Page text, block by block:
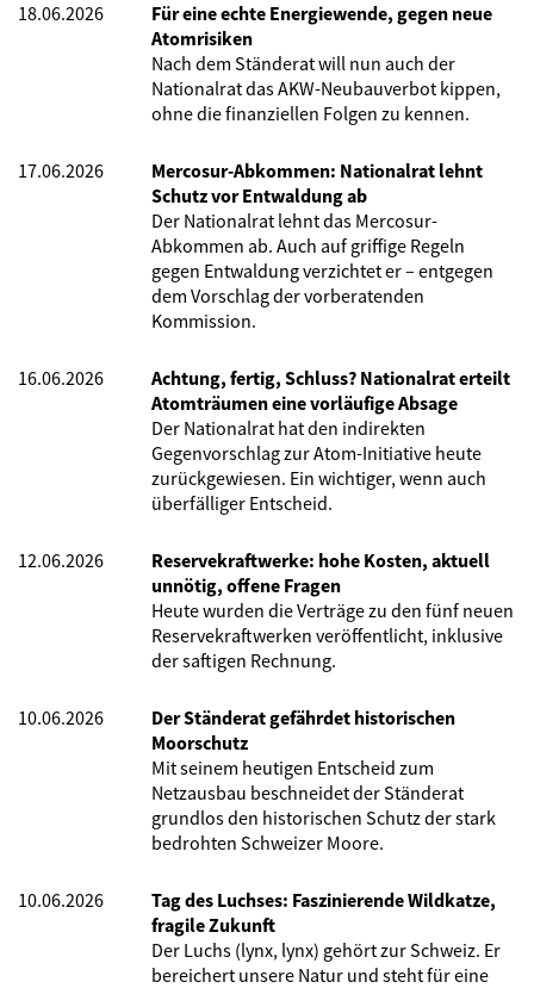
18.06.2026
Für eine echte Energiewende, gegen neue
Atomrisiken
Nach dem Ständerat will nun auch der
Nationalrat das AKW-Neubauverbot kippen,
ohne die finanziellen Folgen zu kennen.
17.06.2026
Mercosur-Abkommen: Nationalrat lehnt
Schutz vor Entwaldung ab
Der Nationalrat lehnt das Mercosur-
Abkommen ab. Auch auf griffige Regeln
gegen Entwaldung verzichtet er – entgegen
dem Vorschlag der vorberatenden
Kommission.
16.06.2026
Achtung, fertig, Schluss? Nationalrat erteilt
Atomträumen eine vorläufige Absage
Der Nationalrat hat den indirekten
Gegenvorschlag zur Atom-Initiative heute
zurückgewiesen. Ein wichtiger, wenn auch
überfälliger Entscheid.
12.06.2026
Reservekraftwerke: hohe Kosten, aktuell
unnötig, offene Fragen
Heute wurden die Verträge zu den fünf neuen
Reservekraftwerken veröffentlicht, inklusive
der saftigen Rechnung.
10.06.2026
Der Ständerat gefährdet historischen
Moorschutz
Mit seinem heutigen Entscheid zum
Netzausbau beschneidet der Ständerat
grundlos den historischen Schutz der stark
bedrohten Schweizer Moore.
10.06.2026
Tag des Luchses: Faszinierende Wildkatze,
fragile Zukunft
Der Luchs (lynx, lynx) gehört zur Schweiz. Er
bereichert unsere Natur und steht für eine